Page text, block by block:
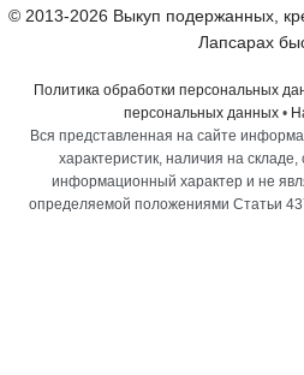
© 2013-2026 Выкуп подержанных,
Лапсарах
Политика обработки персональных
персональных данных •
Вся представленная на сайте
характеристик, наличия на
информационный характер и не
определяемой положениями Статьи